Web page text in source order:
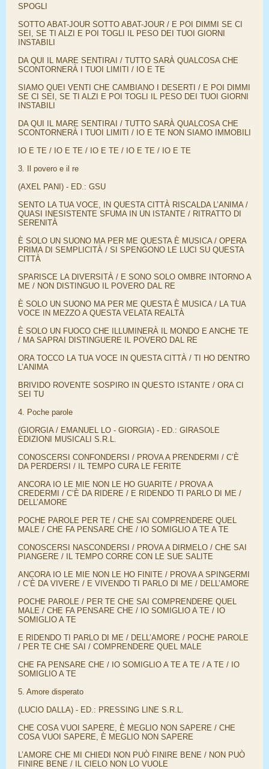
SPOGLI
SOTTO ABAT-JOUR SOTTO ABAT-JOUR / E POI DIMMI SE CI
SEI, SE TI ALZI E POI TOGLI IL PESO DEI TUOI GIORNI
INSTABILI
DA QUI IL MARE SENTIRAI / TUTTO SARÀ QUALCOSA CHE
SCONTORNERÀ I TUOI LIMITI / IO E TE
SIAMO QUEI VENTI CHE CAMBIANO I DESERTI / E POI DIMMI
SE CI SEI, SE TI ALZI E POI TOGLI IL PESO DEI TUOI GIORNI
INSTABILI
DA QUI IL MARE SENTIRAI / TUTTO SARÀ QUALCOSA CHE
SCONTORNERÀ I TUOI LIMITI / IO E TE NON SIAMO IMMOBILI
IO E TE / IO E TE / IO E TE / IO E TE / IO E TE
3. Il povero e il re
(AXEL PANI) - ED.: GSU
SENTO LA TUA VOCE, IN QUESTA CITTÀ RISCALDA L’ANIMA /
QUASI INESISTENTE SFUMA IN UN ISTANTE / RITRATTO DI
SERENITÀ
È SOLO UN SUONO MA PER ME QUESTA È MUSICA / OPERA
PRIMA DI SEMPLICITÀ / SI SPENGONO LE LUCI SU QUESTA
CITTÀ
SPARISCE LA DIVERSITÀ / E SONO SOLO OMBRE INTORNO A
ME / NON DISTINGUO IL POVERO DAL RE
È SOLO UN SUONO MA PER ME QUESTA È MUSICA / LA TUA
VOCE IN MEZZO A QUESTA VELATA REALTÀ
È SOLO UN FUOCO CHE ILLUMINERÀ IL MONDO E ANCHE TE
/ MA SAPRAI DISTINGUERE IL POVERO DAL RE
ORA TOCCO LA TUA VOCE IN QUESTA CITTÀ / TI HO DENTRO
L’ANIMA
BRIVIDO ROVENTE SOSPIRO IN QUESTO ISTANTE / ORA CI
SEI TU
4. Poche parole
(GIORGIA / EMANUEL LO - GIORGIA) - ED.: GIRASOLE
EDIZIONI MUSICALI S.R.L.
CONOSCERSI CONFONDERSI / PROVA A PRENDERMI / C’È
DA PERDERSI / IL TEMPO CURA LE FERITE
ANCORA IO LE MIE NON LE HO GUARITE / PROVA A
CREDERMI / C’È DA RIDERE / E RIDENDO TI PARLO DI ME /
DELL’AMORE
POCHE PAROLE PER TE / CHE SAI COMPRENDERE QUEL
MALE / CHE FA PENSARE CHE / IO SOMIGLIO A TE A TE
CONOSCERSI NASCONDERSI / PROVA A DIRMELO / CHE SAI
PIANGERE / IL TEMPO CORRE CON LE SUE SALITE
ANCORA IO LE MIE NON LE HO FINITE / PROVA A SPINGERMI
/ C’È DA VIVERE / E VIVENDO TI PARLO DI ME / DELL’AMORE
POCHE PAROLE / PER TE CHE SAI COMPRENDERE QUEL
MALE / CHE FA PENSARE CHE / IO SOMIGLIO A TE / IO
SOMIGLIO A TE
E RIDENDO TI PARLO DI ME / DELL’AMORE / POCHE PAROLE
/ PER TE CHE SAI / COMPRENDERE QUEL MALE
CHE FA PENSARE CHE / IO SOMIGLIO A TE A TE / A TE / IO
SOMIGLIO A TE
5. Amore disperato
(LUCIO DALLA) - ED.: PRESSING LINE S.R.L.
CHE COSA VUOI SAPERE, È MEGLIO NON SAPERE / CHE
COSA VUOI SAPERE, È MEGLIO NON SAPERE
L’AMORE CHE MI CHIEDI NON PUÒ FINIRE BENE / NON PUÒ
FINIRE BENE / IL CIELO NON LO VUOLE